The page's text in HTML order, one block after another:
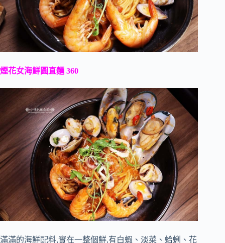
煙花女海鮮圓直麵 360
滿滿的海鮮配料,實在一整個鮮,有白蝦、淡菜、蛤蜊、花